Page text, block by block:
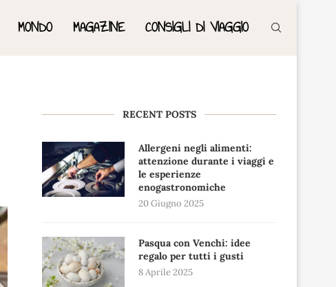
MONDO MAGAZINE CONSIGLI DI VIAGGIO
RECENT POSTS
Allergeni negli alimenti:
attenzione durante i viaggi e
le esperienze
enogastronomiche
20 Giugno 2025
Pasqua con Venchi: idee
regalo per tutti i gusti
8 Aprile 2025